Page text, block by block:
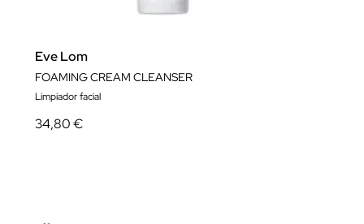
Eve Lom
FOAMING CREAM CLEANSER
Limpiador facial
34,80 €